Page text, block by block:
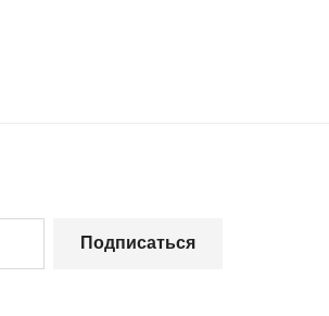
Подписаться